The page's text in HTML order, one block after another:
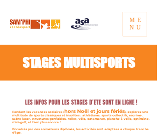
ME
NU
STAGES MULTISPORTS
LES INFOS POUR LES STAGES D'ETE SONT EN LIGNE !
Pendant les vacances scolaires (hors Noël et jours fériés), explorez une
multitude de sports classiques et insolites : athlétisme, sports collectifs, escrime,
sabre laser, structures gonflables, roller, vélo, catamaran, planche à voile, optimiste,
mini-golf, et bien plus encore !
Encadrés par des animateurs diplômés, les activités sont adaptées à chaque tranche
d'âge.